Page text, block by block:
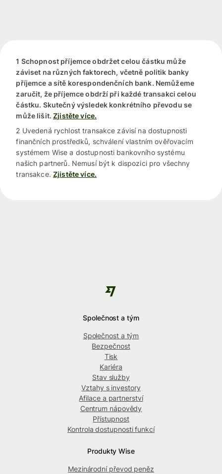
1 Schopnost příjemce obdržet celou částku může
záviset na různých faktorech, včetně politik banky
příjemce a sítě korespondenčních bank. Nemůžeme
zaručit, že příjemce obdrží při každé transakci celou
částku. Skutečný výsledek konkrétního převodu se
může lišit. Zjistěte více.
2 Uvedená rychlost transakce závisí na dostupnosti
finančních prostředků, schválení vlastním ověřovacím
systémem Wise a dostupnosti bankovního systému
našich partnerů. Nemusí být k dispozici pro všechny
transakce. Zjistěte více.
Společnost a tým
Společnost a tým
Bezpečnost
Tisk
Kariéra
Stav služby
Vztahy s investory
Afilace a partnerství
Centrum nápovědy
Přístupnost
Kontrola dostupnosti funkcí
Produkty Wise
Mezinárodní převod peněz